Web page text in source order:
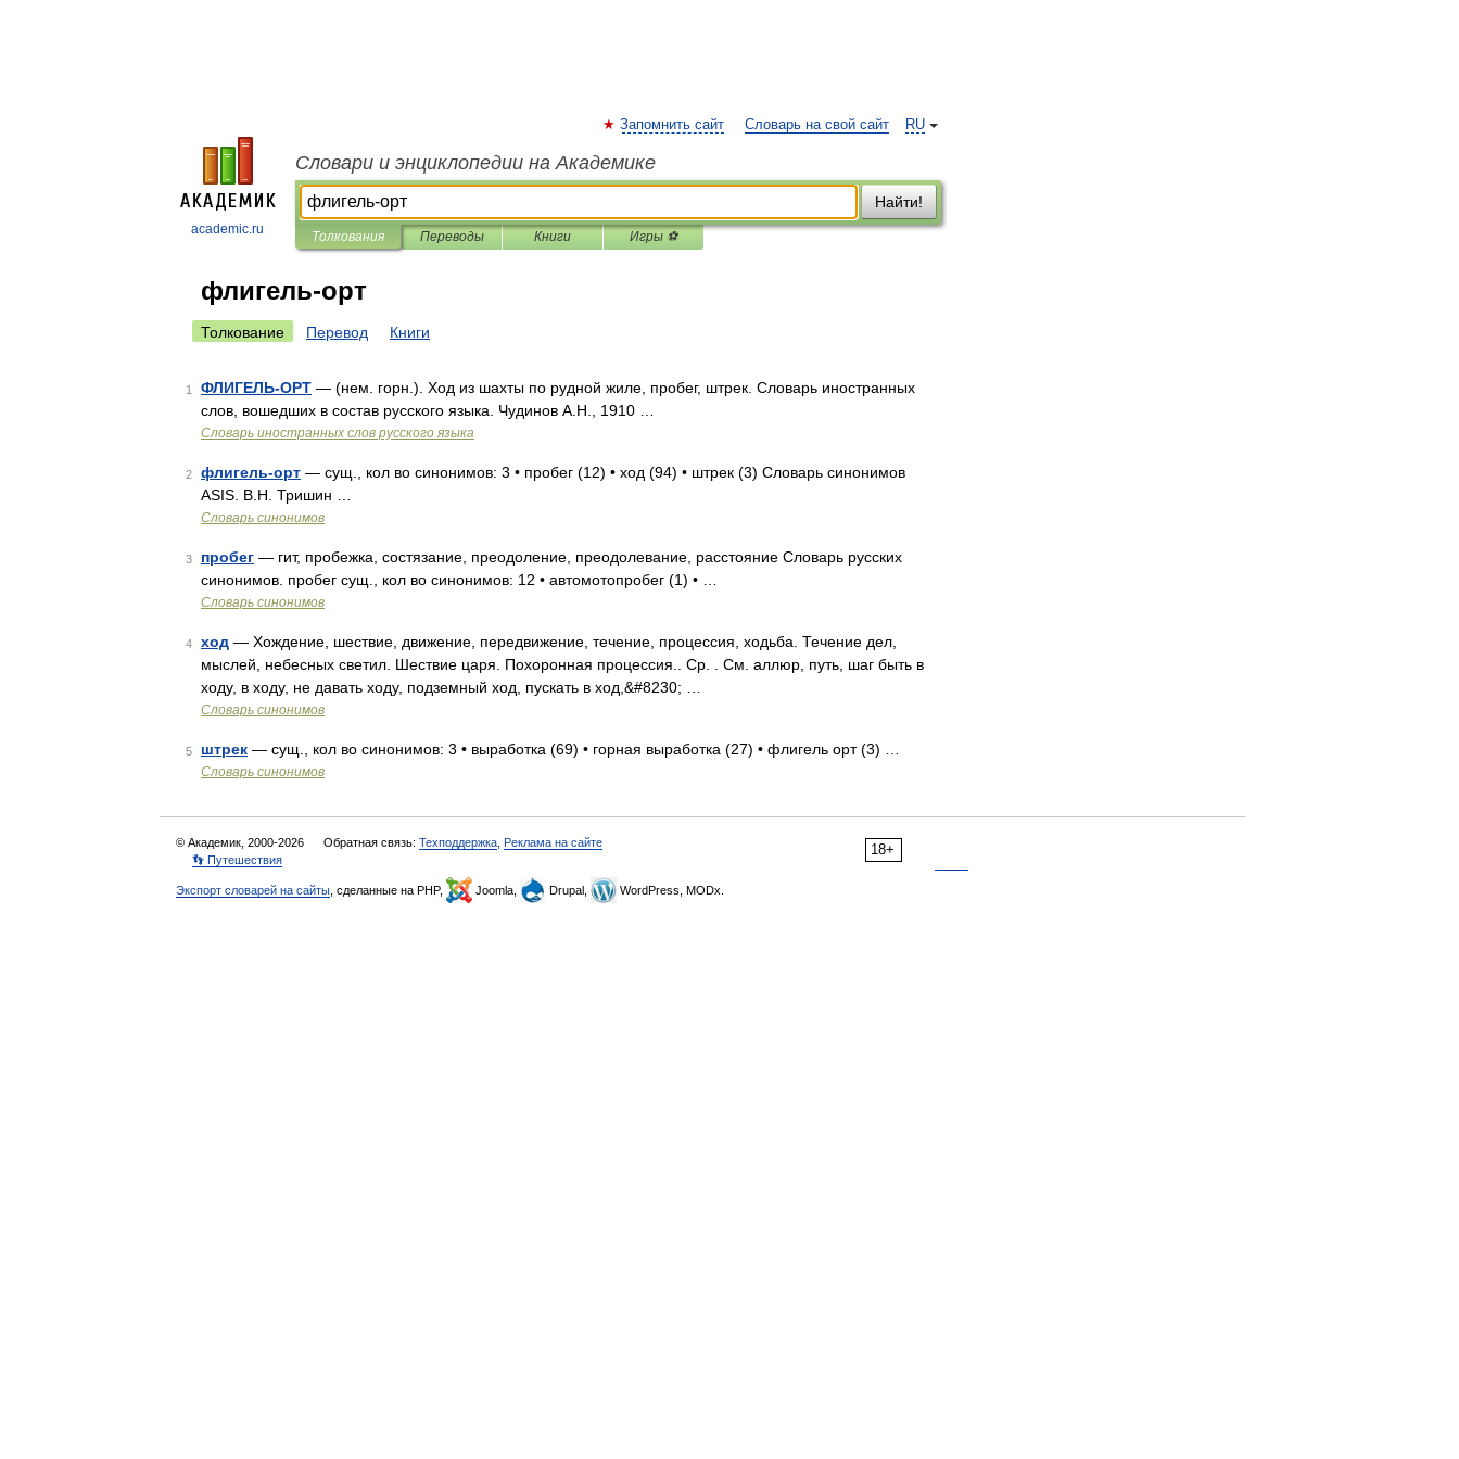
academic.ru
RU
Запомнить сайт Словарь на свой сайт
Словари и энциклопедии на Академике
Найти!
Толкования Переводы Книги Игры ⚽
флигель-орт
Толкование Перевод Книги
1 ФЛИГЕЛЬ-ОРТ — (нем. горн.). Ход из шахты по рудной жиле, пробег, штрек. Словарь иностранных
слов, вошедших в состав русского языка. Чудинов А.Н., 1910 …
Словарь иностранных слов русского языка
2 флигель-орт — сущ., кол во синонимов: 3 • пробег (12) • ход (94) • штрек (3) Словарь синонимов
ASIS. В.Н. Тришин …
Словарь синонимов
3 пробег — гит, пробежка, состязание, преодоление, преодолевание, расстояние Словарь русских
синонимов. пробег сущ., кол во синонимов: 12 • автомотопробег (1) • …
Словарь синонимов
4 ход — Хождение, шествие, движение, передвижение, течение, процессия, ходьба. Течение дел,
мыслей, небесных светил. Шествие царя. Похоронная процессия.. Ср. . См. аллюр, путь, шаг быть в
ходу, в ходу, не давать ходу, подземный ход, пускать в ход,&#8230; …
Словарь синонимов
5 штрек — сущ., кол во синонимов: 3 • выработка (69) • горная выработка (27) • флигель орт (3) …
Словарь синонимов
18+
© Академик, 2000-2026 Обратная связь: Техподдержка Реклама на сайте
👣 Путешествия
Экспорт словарей на сайты , сделанные на PHP, Joomla, Drupal, WordPress, MODx.